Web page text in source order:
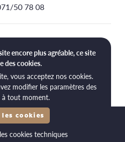
50 78 08
Aide
Retours
Point Santé
Politique de confidentialité
encore plus agréable, ce site
des cookies.
vous acceptez nos cookies.
modifier les paramètres des
à tout moment.
les cookies
cookies techniques